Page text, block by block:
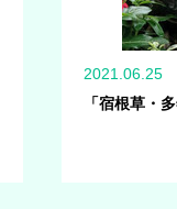
2021.06.25
「宿根草・